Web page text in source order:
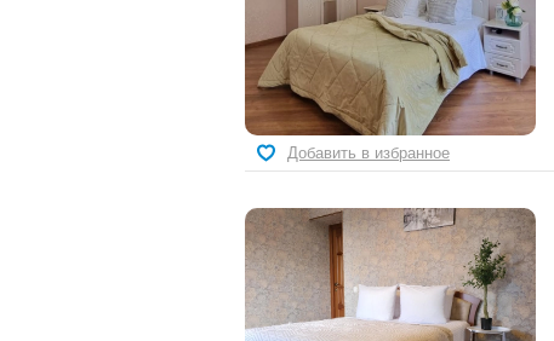
Добавить в избранное